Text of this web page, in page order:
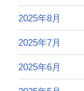
2025年8月
2025年7月
2025年6月